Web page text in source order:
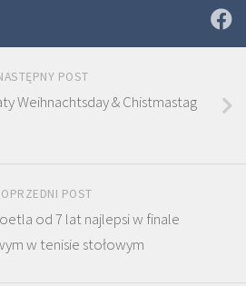
POST
Weihnachtsday & Chistmastag
POST
od 7 lat najlepsi w finale
w tenisie stołowym